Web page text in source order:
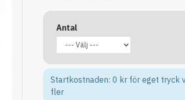
Antal
Startkostnaden: 0 kr för eget tryck
fler